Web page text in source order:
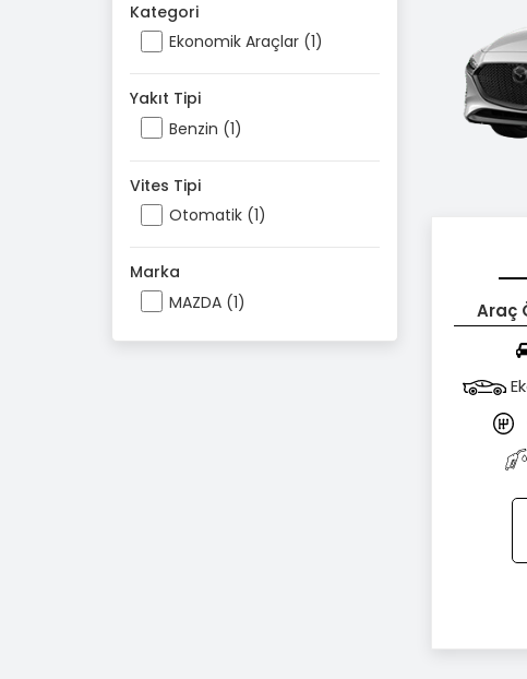
Kategori
Ekonomik Araçlar (1)
Yakıt Tipi
Benzin (1)
Vites Tipi
Otomatik (1)
Marka
MAZDA (1)
Araç